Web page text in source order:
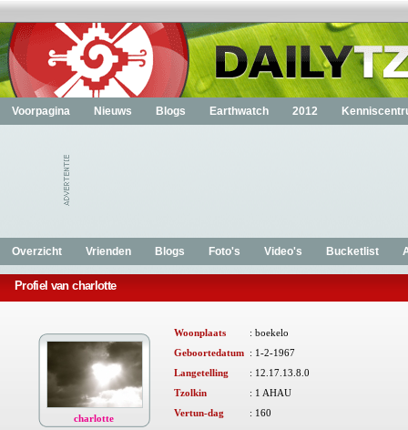
Voorpagina Nieuws Blogs Earthwatch 2012
Overzicht Vrienden Blogs Foto's Video's Bucketlist
Profiel van charlotte
charlotte
Woonplaats
: boekelo
Geboortedatum : 1-2-1967
Langetelling
: 12.17.13.8.0
Tzolkin
: 1 AHAU
Vertun-dag
: 160